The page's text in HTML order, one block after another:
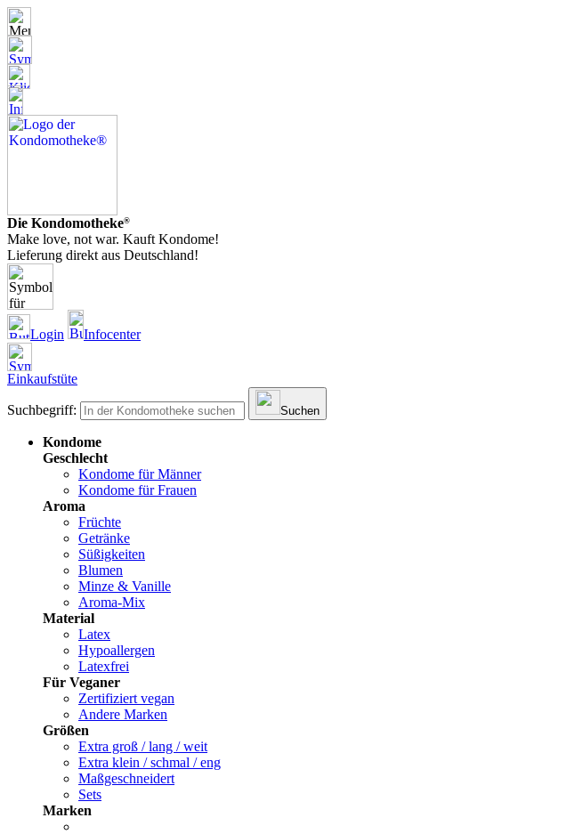
Die Kondomotheke®
Make love, not war. Kauft Kondome!
Lieferung direkt aus Deutschland!
Login Infocenter
Einkaufstüte
Suchbegriff: Suchen
Kondome
Geschlecht
Kondome für Männer
Kondome für Frauen
Aroma
Früchte
Getränke
Süßigkeiten
Blumen
Minze & Vanille
Aroma-Mix
Material
Latex
Hypoallergen
Latexfrei
Für Veganer
Zertifiziert vegan
Andere Marken
Größen
Extra groß / lang / weit
Extra klein / schmal / eng
Maßgeschneidert
Sets
Marken